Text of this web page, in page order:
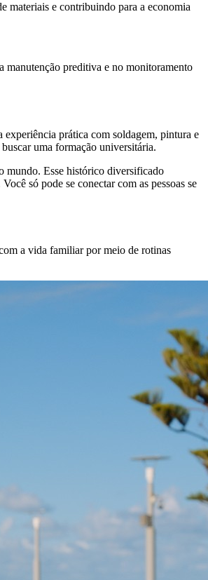
materiais e contribuindo para a economia
manutenção preditiva e no monitoramento
prática com soldagem, pintura e
uma formação universitária.
mundo. Esse histórico diversificado
só pode se conectar com as pessoas se
a vida familiar por meio de rotinas